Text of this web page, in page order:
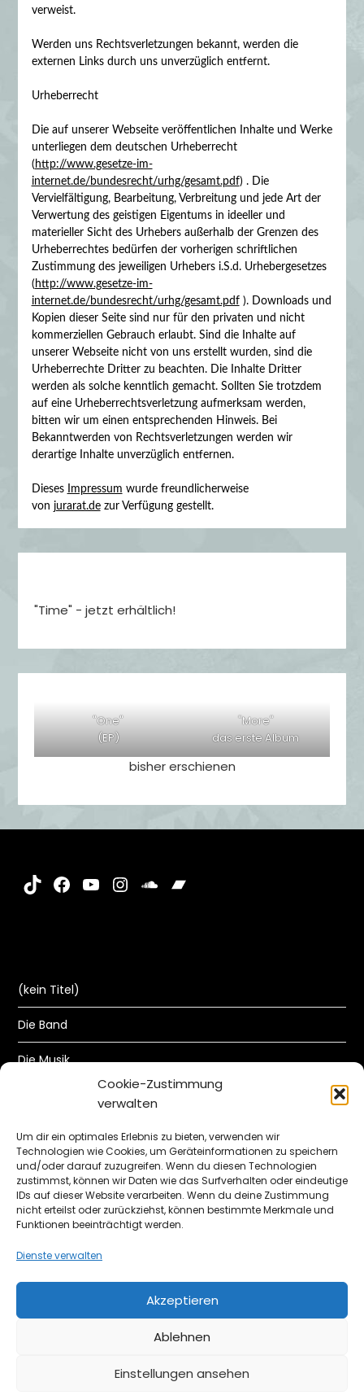
Cookie-Zustimmung
verwalten
Um dir ein optimales Erlebnis zu bieten, verwenden wir
Technologien wie Cookies, um Geräteinformationen zu speichern
und/oder darauf zuzugreifen. Wenn du diesen Technologien
zustimmst, können wir Daten wie das Surfverhalten oder eindeutige
IDs auf dieser Website verarbeiten. Wenn du deine Zustimmung
nicht erteilst oder zurückziehst, können bestimmte Merkmale und
Funktionen beeinträchtigt werden.
Dienste verwalten
Akzeptieren
Ablehnen
Einstellungen ansehen
verweist.
Werden uns Rechtsverletzungen bekannt, werden die
externen Links durch uns unverzüglich entfernt.
Urheberrecht
Die auf unserer Webseite veröffentlichen Inhalte und Werke
unterliegen dem deutschen Urheberrecht
( http://www.gesetze-im-
internet.de/bundesrecht/urhg/gesamt.pdf) . Die
Vervielfältigung, Bearbeitung, Verbreitung und jede Art der
Verwertung des geistigen Eigentums in ideeller und
materieller Sicht des Urhebers außerhalb der Grenzen des
Urheberrechtes bedürfen der vorherigen schriftlichen
Zustimmung des jeweiligen Urhebers i.S.d. Urhebergesetzes
( http://www.gesetze-im-
internet.de/bundesrecht/urhg/gesamt.pdf). Downloads und
Kopien dieser Seite sind nur für den privaten und nicht
kommerziellen Gebrauch erlaubt. Sind die Inhalte auf
unserer Webseite nicht von uns erstellt wurden, sind die
Urheberrechte Dritter zu beachten. Die Inhalte Dritter
werden als solche kenntlich gemacht. Sollten Sie trotzdem
auf eine Urheberrechtsverletzung aufmerksam werden,
bitten wir um einen entsprechenden Hinweis. Bei
Bekanntwerden von Rechtsverletzungen werden wir
derartige Inhalte unverzüglich entfernen.
Dieses Impressum wurde freundlicherweise
von jurarat.dezur Verfügung gestellt.
"Time" - jetzt erhältlich!
"One"
(EP)
"More"
das erste Album
bisher erschienen
TikTokFacebook
YouTube
Instagram
SoundCloud
Bandcamp
(kein Titel)
Die Band
Die Musik
Newsletter
Datenschutzerklärung
Cookie-Richtlinie (EU)